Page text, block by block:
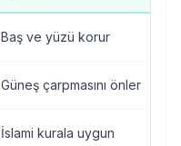
Baş ve yüzü korur
Güneş çarpmasını önler
İslami kurala uygun